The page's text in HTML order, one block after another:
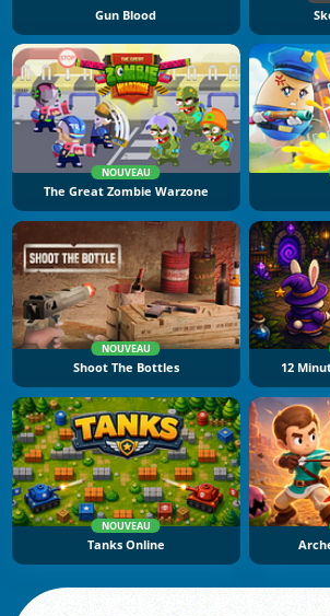
Gun Blood
NOUVEAU
The Great Zombie Warzone
NOUVEAU
Shoot The Bottles 12
NOUVEAU
Tanks Online